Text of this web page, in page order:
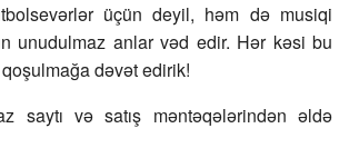
üçün deyil, həm də musiqi
unudulmaz anlar vəd edir. Hər kəsi bu
dəvət edirik!
saytı və satış məntəqələrindən əldə